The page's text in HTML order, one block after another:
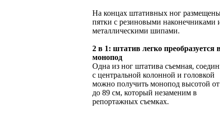
На концах штативных ног
пятки с резиновыми наконечниками
металлическими шипами.
2 в 1: штатив легко преобразуется
монопод
Одна из ног штатива съемная,
с центральной колонной и головкой
можно получить монопод высотой
до 89 см, который незаменим в
репортажных съемках.